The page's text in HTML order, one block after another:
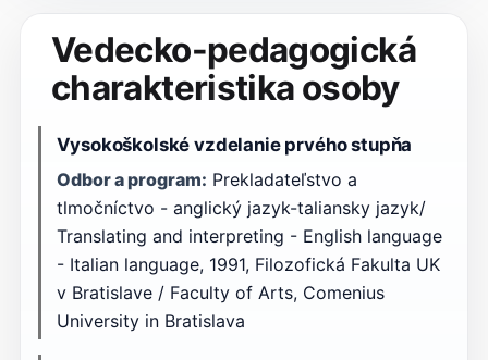
Vedecko-pedagogická
charakteristika osoby
Vysokoškolské vzdelanie prvého stupňa
Odbor a program: Prekladateľstvo a
tlmočníctvo - anglický jazyk-taliansky jazyk/
Translating and interpreting - English language
- Italian language, 1991, Filozofická Fakulta UK
v Bratislave / Faculty of Arts, Comenius
University in Bratislava